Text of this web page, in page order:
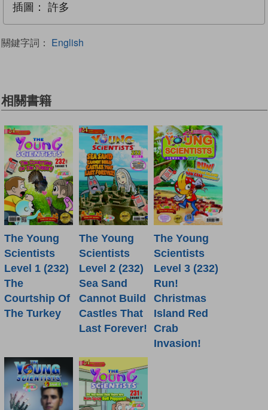
插圖： 許多
關鍵字詞： English
相關書籍
The Young
Scientists
Level 1 (232)
The
Courtship Of
The Turkey
The Young
Scientists
Level 2 (232)
Sea Sand
Cannot Build
Castles That
Last Forever!
The Young
Scientists
Level 3 (232)
Run!
Christmas
Island Red
Crab
Invasion!